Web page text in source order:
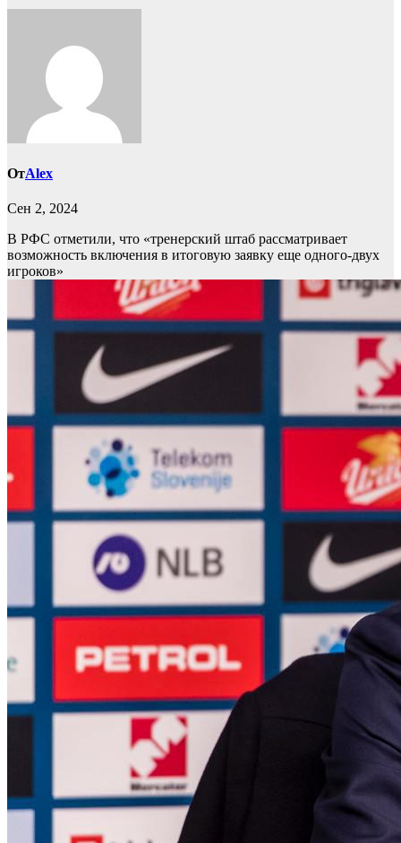
ОтAlex
Сен 2, 2024
В РФС отметили, что «тренерский штаб рассматривает
возможность включения в итоговую заявку еще одного-двух
игроков»